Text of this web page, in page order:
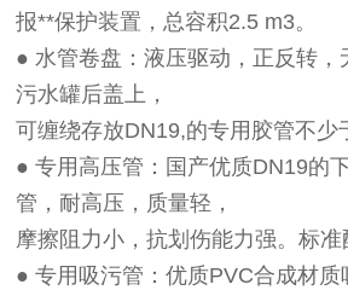
报**保护装置，总容积2.5 m3。
● 水管卷盘：液压驱动，正反转，
污水罐后盖上，
可缠绕存放DN19,的专用胶管不少
● 专用高压管：国产优质DN19的
管，耐高压，质量轻，
摩擦阻力小，抗划伤能力强。标准
● 专用吸污管：优质PVC合成材